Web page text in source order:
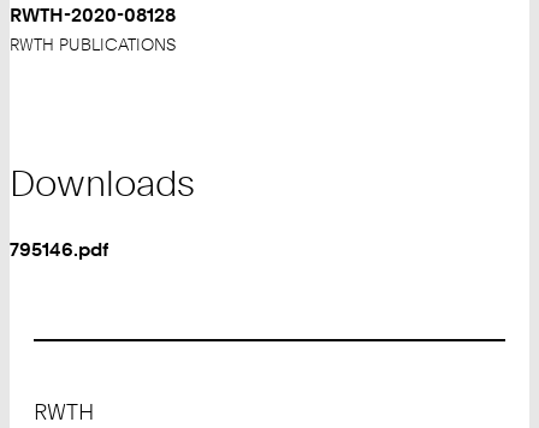
RWTH-2020-08128
RWTH PUBLICATIONS
Downloads
795146.pdf
RWTH